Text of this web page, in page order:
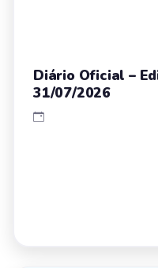
Diário Oficial –
31/07/2026